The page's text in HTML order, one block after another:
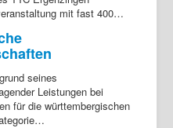
mit fast 400…
seines
Leistungen bei
für die württembergischen